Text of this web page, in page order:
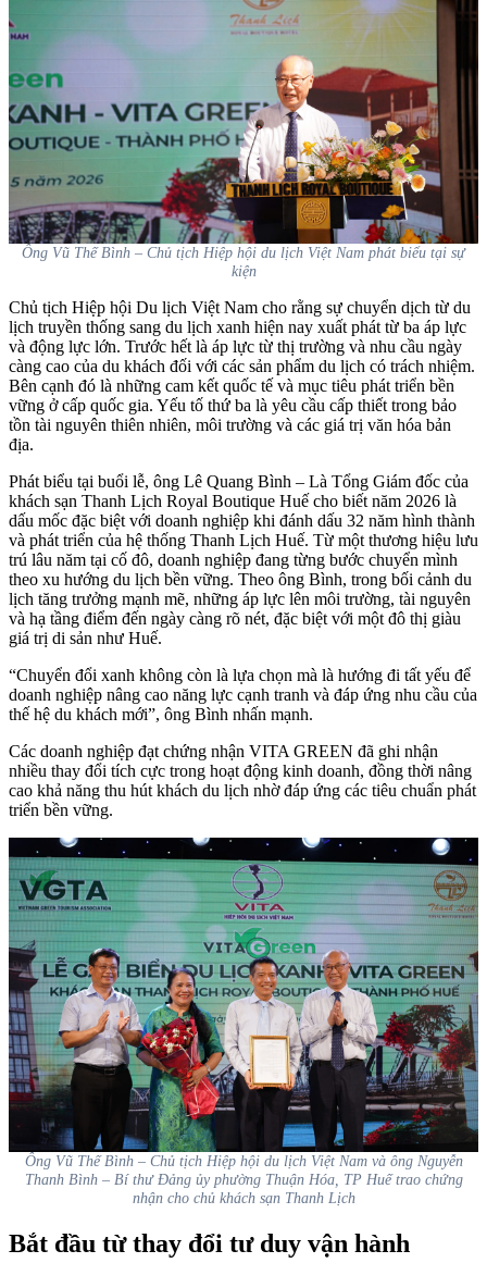
Ông Vũ Thế Bình – Chủ tịch Hiệp hội du lịch Việt Nam phát biểu tại sự
kiện
Chủ tịch Hiệp hội Du lịch Việt Nam cho rằng sự chuyển dịch từ du
lịch truyền thống sang du lịch xanh hiện nay xuất phát từ ba áp lực
và động lực lớn. Trước hết là áp lực từ thị trường và nhu cầu ngày
càng cao của du khách đối với các sản phẩm du lịch có trách nhiệm.
Bên cạnh đó là những cam kết quốc tế và mục tiêu phát triển bền
vững ở cấp quốc gia. Yếu tố thứ ba là yêu cầu cấp thiết trong bảo
tồn tài nguyên thiên nhiên, môi trường và các giá trị văn hóa bản
địa.
Phát biểu tại buổi lễ, ông Lê Quang Bình – Là Tổng Giám đốc của
khách sạn Thanh Lịch Royal Boutique Huế cho biết năm 2026 là
dấu mốc đặc biệt với doanh nghiệp khi đánh dấu 32 năm hình thành
và phát triển của hệ thống Thanh Lịch Huế. Từ một thương hiệu lưu
trú lâu năm tại cố đô, doanh nghiệp đang từng bước chuyển mình
theo xu hướng du lịch bền vững. Theo ông Bình, trong bối cảnh du
lịch tăng trưởng mạnh mẽ, những áp lực lên môi trường, tài nguyên
và hạ tầng điểm đến ngày càng rõ nét, đặc biệt với một đô thị giàu
giá trị di sản như Huế.
“Chuyển đổi xanh không còn là lựa chọn mà là hướng đi tất yếu để
doanh nghiệp nâng cao năng lực cạnh tranh và đáp ứng nhu cầu của
thế hệ du khách mới”, ông Bình nhấn mạnh.
Các doanh nghiệp đạt chứng nhận VITA GREEN đã ghi nhận
nhiều thay đổi tích cực trong hoạt động kinh doanh, đồng thời nâng
cao khả năng thu hút khách du lịch nhờ đáp ứng các tiêu chuẩn phát
triển bền vững.
Ông Vũ Thế Bình – Chủ tịch Hiệp hội du lịch Việt Nam và ông Nguyễn
Thanh Bình – Bí thư Đảng ủy phường Thuận Hóa, TP Huế trao chứng
nhận cho chủ khách sạn Thanh Lịch
Bắt đầu từ thay đổi tư duy vận hành